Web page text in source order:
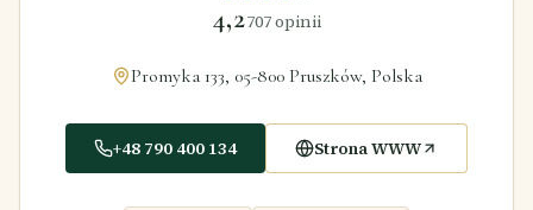
4,2707opinii
Promyka 133, 05-800 Pruszków, Polska
+48 790 400 134 Strona WWW